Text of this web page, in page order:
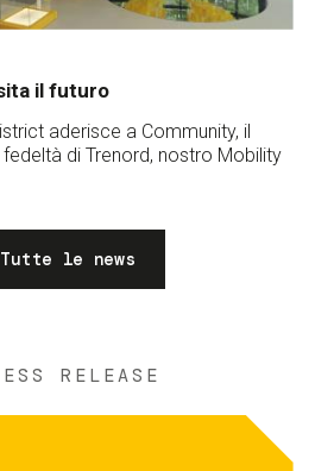
il futuro
aderisce a Community, il
di Trenord, nostro Mobility
Tutte le news
RELEASE